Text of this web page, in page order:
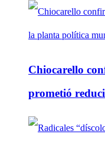
Chiocarello
prometió